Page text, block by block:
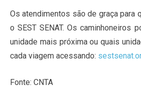
Os atendimentos são de graça para
o SEST SENAT. Os caminhoneiros
unidade mais próxima ou quais
cada viagem acessando:
Fonte: CNTA